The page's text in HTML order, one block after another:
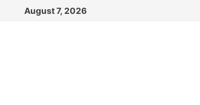
August 7, 2026